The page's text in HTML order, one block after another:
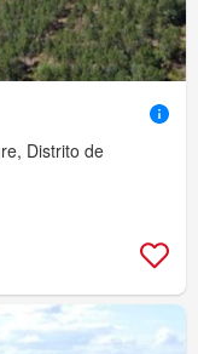
Distrito de